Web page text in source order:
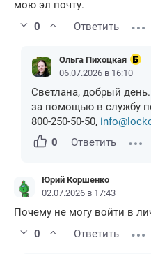
мою эл почту.
0
Ответить
Ольга Пихоцкая
06.07.2026 в 16:10
Светлана, добрый
за помощью в службу
800-250-50-50,
0
Ответить
Юрий Коршенко
02.07.2026 в 17:43
Почему не могу войти в
0
Ответить